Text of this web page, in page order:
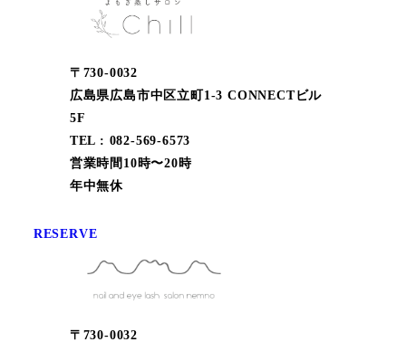
〒730-0032
広島県広島市中区立町1-3 CONNECTビル
5F
TEL : 082-569-6573
営業時間10時〜20時
年中無休
RESERVE
〒730-0032